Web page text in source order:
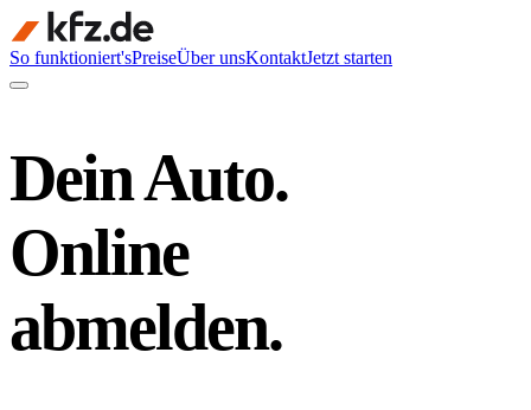
So funktioniert'sPreiseÜber unsKontaktJetzt starten
Dein Auto.
Online
abmelden.